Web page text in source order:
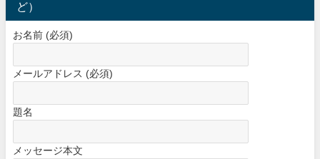
ど）
お名前 (必須)
メールアドレス (必須)
題名
メッセージ本文